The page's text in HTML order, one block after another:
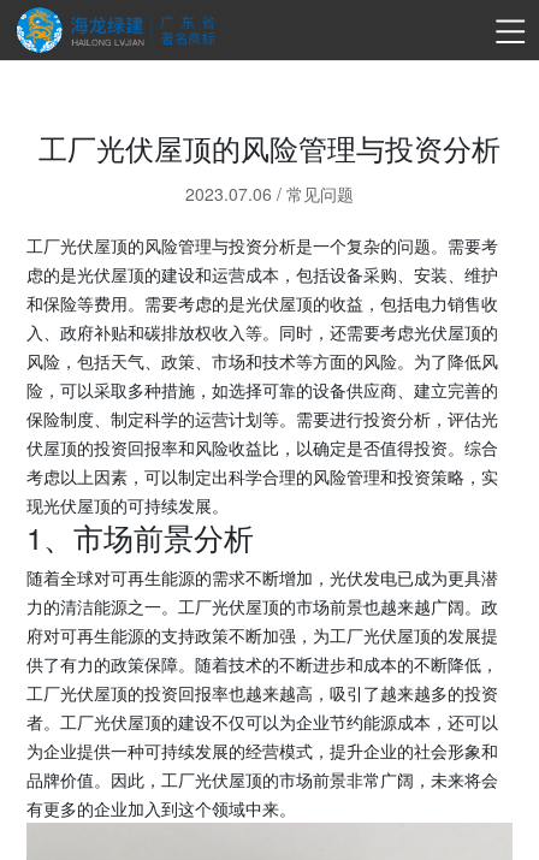
工厂光伏屋顶的风险管理与投资分析
2023.07.06 / 常见问题
工厂光伏屋顶的风险管理与投资分析是一个复杂的问题。需要考
虑的是光伏屋顶的建设和运营成本，包括设备采购、安装、维护
和保险等费用。需要考虑的是光伏屋顶的收益，包括电力销售收
入、政府补贴和碳排放权收入等。同时，还需要考虑光伏屋顶的
风险，包括天气、政策、市场和技术等方面的风险。为了降低风
险，可以采取多种措施，如选择可靠的设备供应商、建立完善的
保险制度、制定科学的运营计划等。需要进行投资分析，评估光
伏屋顶的投资回报率和风险收益比，以确定是否值得投资。综合
考虑以上因素，可以制定出科学合理的风险管理和投资策略，实
现光伏屋顶的可持续发展。
1、市场前景分析
随着全球对可再生能源的需求不断增加，光伏发电已成为更具潜
力的清洁能源之一。工厂光伏屋顶的市场前景也越来越广阔。政
府对可再生能源的支持政策不断加强，为工厂光伏屋顶的发展提
供了有力的政策保障。随着技术的不断进步和成本的不断降低，
工厂光伏屋顶的投资回报率也越来越高，吸引了越来越多的投资
者。工厂光伏屋顶的建设不仅可以为企业节约能源成本，还可以
为企业提供一种可持续发展的经营模式，提升企业的社会形象和
品牌价值。因此，工厂光伏屋顶的市场前景非常广阔，未来将会
有更多的企业加入到这个领域中来。